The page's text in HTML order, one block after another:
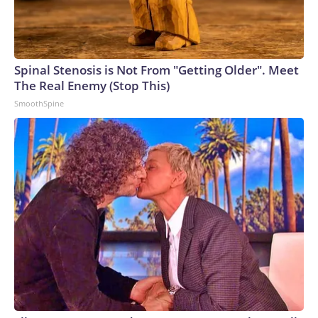
Spinal Stenosis is Not From "Getting Older". Meet
The Real Enemy (Stop This)
SmoothSpine